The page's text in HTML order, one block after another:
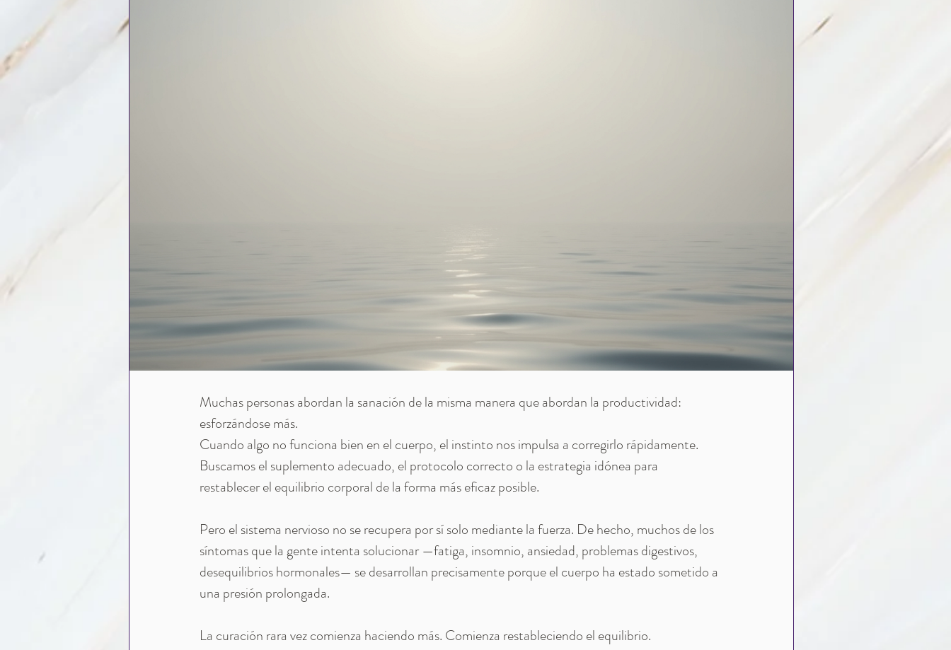
Muchas personas abordan la sanación de la misma manera que abordan la productividad:
esforzándose más.
Cuando algo no funciona bien en el cuerpo, el instinto nos impulsa a corregirlo rápidamente.
Buscamos el suplemento adecuado, el protocolo correcto o la estrategia idónea para
restablecer el equilibrio corporal de la forma más eficaz posible.
Pero el sistema nervioso no se recupera por sí solo mediante la fuerza. De hecho, muchos de los
síntomas que la gente intenta solucionar —fatiga, insomnio, ansiedad, problemas digestivos,
desequilibrios hormonales— se desarrollan precisamente porque el cuerpo ha estado sometido a
una presión prolongada.
La curación rara vez comienza haciendo más. Comienza restableciendo el equilibrio.